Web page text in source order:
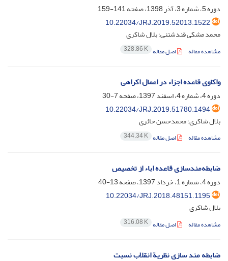
دوره 5، شماره 3، آذر 1398، صفحه
141-159
10.22034/JRJ.2019.52013.1522
محمد مشکی قندشتنی؛ بلال شاکری
مشاهده مقاله اصل مقاله 328.86 K
واکاوی قاعده اجزاء در اعمال اکراهی
دوره 4، شماره 4، اسفند 1397، صفحه
7-30
10.22034/JRJ.2019.51780.1494
بلال شاکری؛ محمدحسن حائری
مشاهده مقاله اصل مقاله 344.34 K
ضابطه‌مندسازی قاعده اباء از تخصیص
دوره 4، شماره 1، خرداد 1397، صفحه
13-40
10.22034/JRJ.2018.48151.1195
بلال شاکری
مشاهده مقاله اصل مقاله 316.08 K
ضابطه مند سازی نظریة انقلاب نسبت